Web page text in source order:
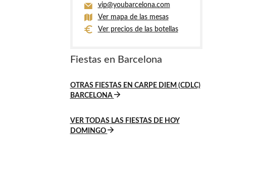
vip@youbarcelona.com
Ver mapa de las mesas
Ver precios de las botellas
Fiestas en Barcelona
OTRAS FIESTAS EN CARPE DIEM (CDLC)
BARCELONA
VER TODAS LAS FIESTAS DE HOY
DOMINGO